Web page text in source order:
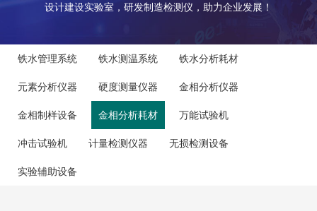
设计建设实验室，研发制造检测仪，助力企业发展！
铁水管理系统 铁水测温系统 铁水分析耗材
元素分析仪器 硬度测量仪器 金相分析仪器
金相制样设备 金相分析耗材 万能试验机
冲击试验机 计量检测仪器 无损检测设备
实验辅助设备